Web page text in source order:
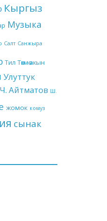
Кыргыз
Музыка
Салт Санжыра
Тил Төкмө акын
Улуттук
Ч. Айтматов Ш.
жомок комуз
сынак